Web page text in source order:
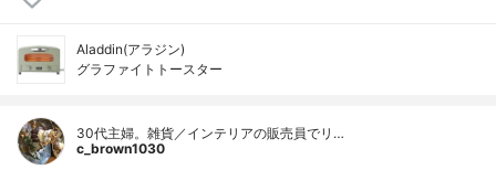
Aladdin(アラジン)
グラファイトトースター
30代主婦。雑貨／インテリアの販売員でリ…
c_brown1030